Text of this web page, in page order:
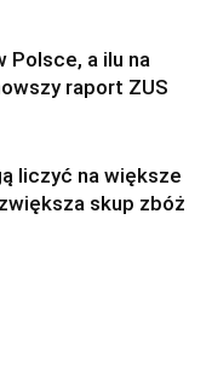
Polsce, a ilu na
raport ZUS
liczyć na większe
skup zbóż